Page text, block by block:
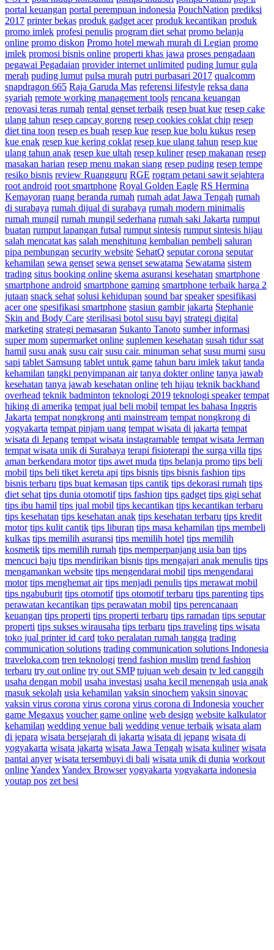
portal keuangan portal perempuan indonesia PouchNation prediksi
2017 printer bekas produk gadget acer produk kecantikan produk
promo imlek profesi penulis program diet sehat promo belanja
online promo diskon Promo hotel mewah murah di Legian promo
imlek promosi bisnis online properti khas jawa proses pengadaan
pegawai Pegadaian provider internet unlimited puding lumur gula
merah puding lumut pulsa murah putri purbasari 2017 qualcomm
snapdragon 665 Raja Garuda Mas referensi lifestyle reksa dana
syariah remote working management tools rencana keuangan
renovasi teras rumah rental genset terbaik resep buat kue resep cake
ulang tahun resep capcay goreng resep cookies coklat chip resep
diet tina toon resep es buah resep kue resep kue bolu kukus resep
kue enak resep kue kering coklat resep kue ulang tahun resep kue
ulang tahun anak resep kue ultah resep kuliner resep makanan resep
masakan harian resep menu makan siang resep puding resep tempe
resiko bisnis review Ruangguru RGE rogram petani sawit sejahtera
root android root smartphone Royal Golden Eagle RS Hermina
Kemayoran ruang beranda rumah rumah adat Jawa Tengah rumah
di surabaya rumah dijual di surabaya rumah modern minimalis
rumah mungil rumah mungil sederhana rumah saki Jakarta rumput
buatan rumput lapangan futsal rumput sintesis rumput sintesis hijau
salah mencatat kas salah menghitung kembalian pembeli saluran
pipa pembungan security website SehatQ seputar corona seputar
kehamilan sewa genset sewa genset sewatama Sewatama sistem
trading situs booking online skema asuransi kesehatan smartphone
smartphone android smartphone gaming smartphone terbaik harga 2
jutaan snack sehat solusi kehidupan sound bar speaker spesifikasi
acer one spesifikasi smartphone stasiun gambir jakarta Stephanie
Skin and Body Care sterilisasi botol susu bayi strategi digital
marketing strategi pemasaran Sukanto Tanoto sumber informasi
super mom supermarket online suplemen kesehatan susah tidur ssat
hamil susu anak susu cair susu cair. minuman sehat susu murni susu
sapi tablet Samsung tablet untuk game tahun baru imlek takut tanda
kehamilan tangki penyimpanan air tanya dokter online tanya jawab
kesehatan tanya jawab kesehatan online teh hijau teknik backhand
overhead teknik badminton teknologi 2019 teknologi speaker tempat
hiking di amerika tempat jual beli mobil tempat les bahasa Inggris
Jakarta tempat nongkrong anti mainstream tempat nongkrong di
yogyakarta tempat pinjam uang tempat wisata di jakarta tempat
wisata di Jepang tempat wisata instagramable tempat wisata Jerman
tempat wisata unik di Surabaya terapi fisioterapi the surga villa tips
aman berkendara motor tips awet muda tips belanja promo tips beli
mobil tips beli tiket kereta api tips bisnis tips bisnis fashion tips
bisnis terbaru tips buat kemasan tips cantik tips dekorasi rumah tips
diet sehat tips dunia otomotif tips fashion tips gadget tips gigi sehat
tips ibu hamil tips jual mobil tips kecantikan tips kecantikan terbaru
tips kesehatan tips kesehatan anak tips kesehatan terbaru tips kredit
motor tips kulit cantik tips liburan tips masa kehamilan tips membeli
kulkas tips memilih asuransi tips memilih hotel tips memilih
kosmetik tips memilih rumah tips memperpanjang usia ban tips
mencuci baju tips mendirikan bisnis tips mengajari anak menulis tips
mengamankan website tips mengendarai mobil tips mengendarai
motor tips menghemat air tips menjadi penulis tips merawat mobil
tips ngabuburit tips otomotif tips otomotif terbaru tips parenting tips
perawatan kecantikan tips perawatan mobil tips perencanaan
keuangan tips properti tips properti terbaru tips ramadan tips seputar
properti tips sukses wirausaha tips terbaru tips traveling tips wisata
toko jual printer id card toko peralatan rumah tangga trading
communication solutions trading communication solutions Indonesia
traveloka.com tren teknologi trend fashion muslim trend fashion
terbaru try out online try out SMP tujuan web desain tv led canggih
usaha dengan mobil usaha investasi usaha kecil menengah usia anak
masuk sekolah usia kehamilan vaksin sinochem vaksin sinovac
vaksin virus corona virus corona virus corona di Indonesia voucher
game Megaxus voucher game online web design website kalkulator
kehamilan wedding venue bali wedding venue terbaik wisata alam
di jepara wisata bersejarah di jakarta wisata di jepang wisata di
yogyakarta wisata jakarta wisata Jawa Tengah wisata kuliner wisata
pantai anyer wisata tersembuyi di bali wisata unik di dunia workout
onlineYandexYandex Browser yogyakarta yogyakarta indonesia
youtap pos zet besi